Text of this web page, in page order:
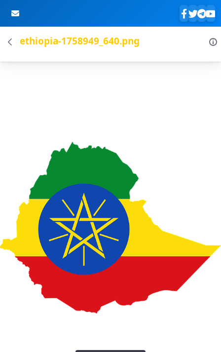
ethiopia-1758949_640.png